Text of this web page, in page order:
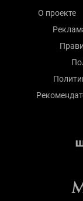
О проекте